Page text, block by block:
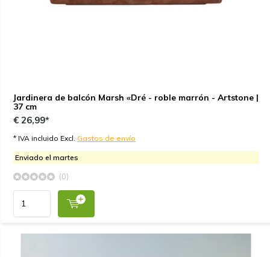
Jardinera de balcón Marsh «Dré - roble marrón - Artstone |
37 cm
€ 26,99*
* IVA incluido Excl. Gastos de envío
Enviado el martes
(0)